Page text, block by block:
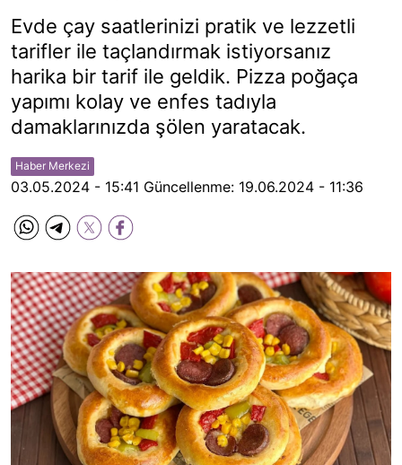
Evde çay saatlerinizi pratik ve lezzetli
tarifler ile taçlandırmak istiyorsanız
harika bir tarif ile geldik. Pizza poğaça
yapımı kolay ve enfes tadıyla
damaklarınızda şölen yaratacak.
Haber Merkezi
03.05.2024 - 15:41 Güncellenme: 19.06.2024 - 11:36